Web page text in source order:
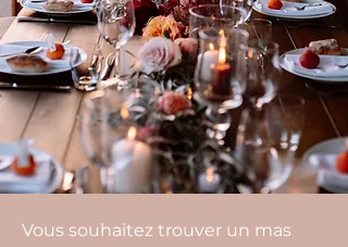
Vous souhaitez trouver un mas